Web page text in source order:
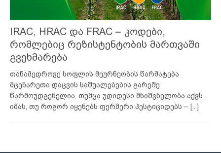
IRAC, HRAC და FRAC – კოდები,
რომლებიც რეზისტენტობის მართვაში
გვეხმარება
თანამედროვე სოფლის მეურნეობის წარმატება
მცენარეთა დაცვის საშუალებების გარეშე
წარმოუდგენელია. თუმცა უდიდესი მნიშვნელობა აქვს
იმას, თუ როგორ იყენებს ფერმერი პესტიციდებს – [...]